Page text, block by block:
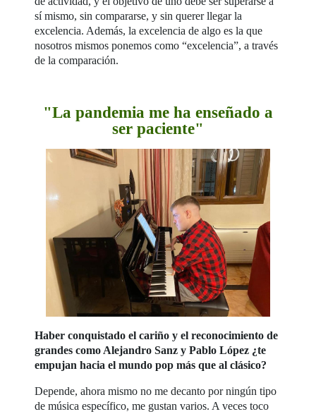
sí mismo, sin compararse, y sin querer llegar la
excelencia. Además, la excelencia de algo es la que
nosotros mismos ponemos como “excelencia”, a través
de la comparación.
"La pandemia me ha enseñado a
ser paciente"
Haber conquistado el cariño y el reconocimiento de
grandes como Alejandro Sanz y Pablo López ¿te
empujan hacia el mundo pop más que al clásico?
Depende, ahora mismo no me decanto por ningún tipo
de música específico, me gustan varios. A veces toco